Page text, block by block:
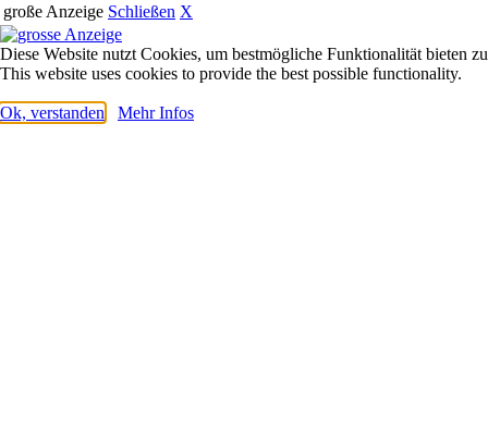
große Anzeige Schließen X
Diese Website nutzt Cookies, um bestmögliche Funktionalität bieten
This website uses cookies to provide the best possible functionality.
Ok, verstanden Mehr Infos